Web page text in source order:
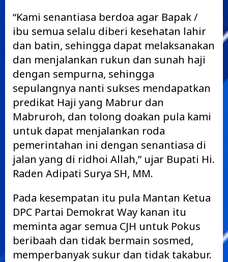
“Kami senantiasa berdoa agar Bapak /
ibu semua selalu diberi kesehatan lahir
dan batin, sehingga dapat melaksanakan
dan menjalankan rukun dan sunah haji
dengan sempurna, sehingga
sepulangnya nanti sukses mendapatkan
predikat Haji yang Mabrur dan
Mabruroh, dan tolong doakan pula kami
untuk dapat menjalankan roda
pemerintahan ini dengan senantiasa di
jalan yang di ridhoi Allah,” ujar Bupati Hi.
Raden Adipati Surya SH, MM.
Pada kesempatan itu pula Mantan Ketua
DPC Partai Demokrat Way kanan itu
meminta agar semua CJH untuk Pokus
beribaah dan tidak bermain sosmed,
memperbanyak sukur dan tidak takabur.